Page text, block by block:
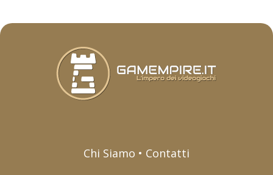
Chi Siamo • Contatti